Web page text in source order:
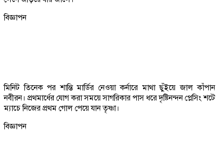
বিজ্ঞাপন
মিনিট তিনেক পর শান্তি মার্ডির নেওয়া কর্নারে মাথা ছুঁইয়ে জাল কাঁপান
নবীরন। প্রথমার্ধের যোগ করা সময়ে সাগরিকার পাস ধরে দৃষ্টিনন্দন প্লেসিং শটে
ম্যাচে নিজের প্রথম গোল পেয়ে যান তৃষ্ণা।
বিজ্ঞাপন